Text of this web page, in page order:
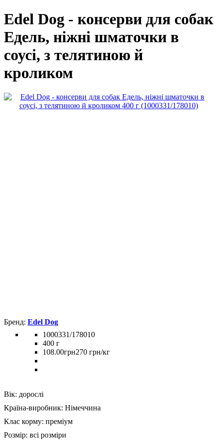
Edel Dog - консерви для собак
Едель, ніжні шматочки в
соусі, з телятиною й
кроликом
Edel Dog
1000331/178010
400 г
108.00грн270 грн/кг
Вік: дорослі
Країна-виробник: Німеччина
Клас корму: преміум
Розмір: всі розміри